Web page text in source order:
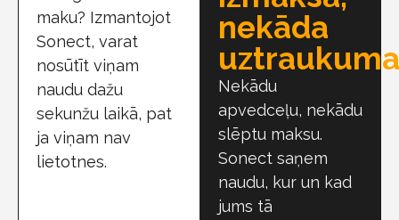
maku? Izmantojot
Sonect, varat
nosūtīt viņam
naudu dažu
sekunžu laikā, pat
ja viņam nav
lietotnes.
nekāda
uztraukuma
Nekādu
apvedceļu, nekādu
slēptu maksu.
Sonect saņem
naudu, kur un kad
jums tā